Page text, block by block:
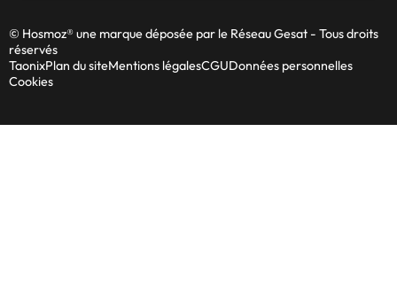
© Hosmoz® une marque déposée par le Réseau Gesat - Tous droits
réservés
TaonixPlan du siteMentions légalesCGUDonnées personnelles
Cookies